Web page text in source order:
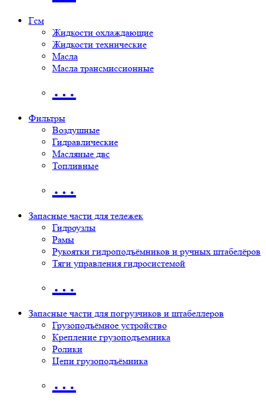
Гсм
Жидкости охлаждающие
Жидкости технические
Масла
Масла трансмиссионные
…
Фильтры
Воздушные
Гидравлические
Масляные двс
Топливные
…
Запасные части для тележек
Гидроузлы
Рамы
Рукоятки гидроподъёмников и ручных штабелёров
Тяги управления гидросистемой
…
Запасные части для погрузчиков и штабеллеров
Грузоподъёмное устройство
Крепление грузоподъемника
Ролики
Цепи грузоподъёмника
…